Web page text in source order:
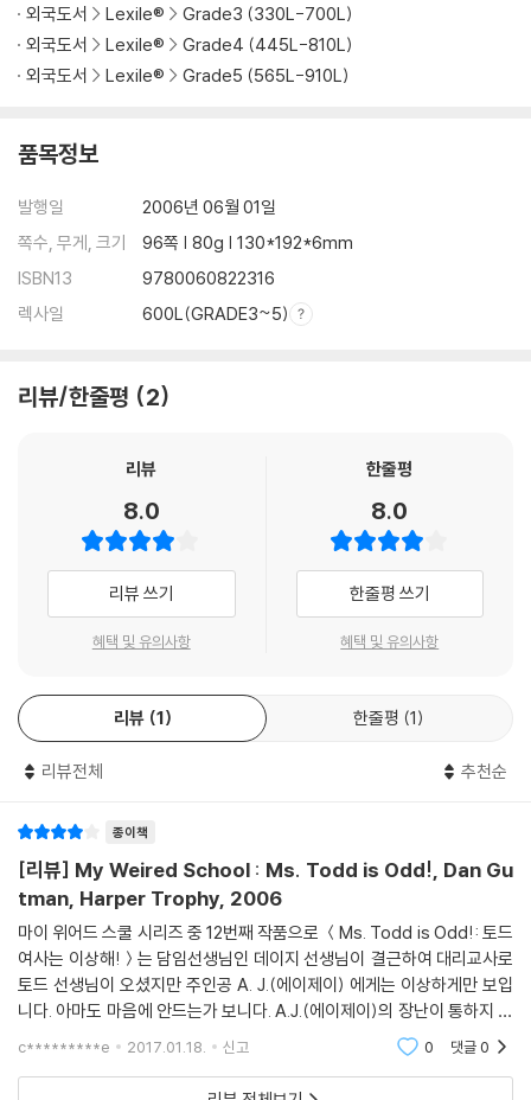
외국도서
Lexile®
Grade3 (330L-700L)
외국도서
Lexile®
Grade4 (445L-810L)
외국도서
Lexile® Grade5 (565L-910L)
품목정보
발행일
2006년 06월 01일
쪽수, 무게, 크기
96쪽 | 80g | 130*192*6mm
ISBN13
9780060822316
렉사일
600L(GRADE3~5)
리뷰/한줄평 2
리뷰
8.0
리뷰 쓰기
혜택 및 유의사항
한줄평
8.0
한줄평 쓰기
혜택 및 유의사항
리뷰 1 한줄평 1
리뷰전체 추천순
종이책
[리뷰] My Weired School : Ms. Todd is Odd!, Dan Gu
tman, Harper Trophy, 2006
마이 위어드 스쿨 시리즈 중 12번째 작품으로 ＜Ms. Todd is Odd!: 토드
여사는 이상해!＞는 담임선생님인 데이지 선생님이 결근하여 대리교사로
토드 선생님이 오셨지만 주인공 A. J.(에이제이) 에게는 이상하게만 보입
니다. 아마도 마음에 안드는가 보니다. A.J.(에이제이)의 장난이 통하지 않
기 때문인것 같기도 합니다만, 우선은 싫어하는 안드레아와 너무나 똑같이
c*********e 2017.01.18. 신고 0 댓글0